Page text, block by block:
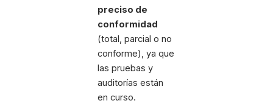
preciso de
conformidad
(total, parcial o no
conforme), ya que
las pruebas y
auditorías están
en curso.